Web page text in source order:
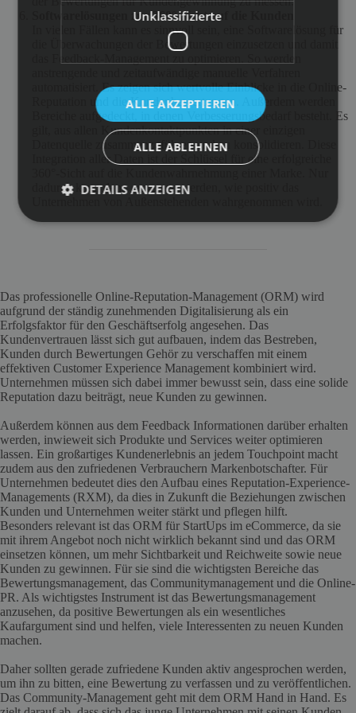
Softwarelösungen zur 360°-Sicht auf die Kunden
In vielen Fällen kann es sinnvoll sein, eine Softwarelösung für
die Überwachungen der Bewertungen einzusetzen und damit
automatisiert. Es zeigen sich wertvolle Einblicke in die Online-
Reputation und die Kundenbewertungen. Außerdem werden
Bereiche aufgedeckt, in denen Verbesserungsbedarf besteht. Es
gilt, aus allen Kundenkontaktpunkten in einer einzigen
Datenquelle zusammenzuführen und zu konsolidieren. Diese
Integration aller Daten ist der Schlüssel für eine erfolgreiche
dadurch kann dann ermessen werden, wie positiv das
Das professionelle Online-Reputation-Management (ORM) wird
aufgrund der ständig zunehmenden Digitalisierung als ein
Erfolgsfaktor für den Geschäftserfolg angesehen. Das
Kundenvertrauen lässt sich gut aufbauen, indem das Bestreben,
Kunden durch Bewertungen Gehör zu verschaffen mit einem
effektiven Customer Experience Management kombiniert wird.
Unternehmen müssen sich dabei immer bewusst sein, dass eine solide
Reputation dazu beiträgt, neue Kunden zu gewinnen.
Außerdem können aus dem Feedback Informationen darüber erhalten
werden, inwieweit sich Produkte und Services weiter optimieren
lassen. Ein großartiges Kundenerlebnis an jedem Touchpoint macht
zudem aus den zufriedenen Verbrauchern Markenbotschafter. Für
Unternehmen bedeutet dies den Aufbau eines Reputation-Experience-
Managements (RXM), da dies in Zukunft die Beziehungen zwischen
Kunden und Unternehmen weiter stärkt und pflegen hilft.
Besonders relevant ist das ORM für StartUps im eCommerce, da sie
mit ihrem Angebot noch nicht wirklich bekannt sind und das ORM
einsetzen können, um mehr Sichtbarkeit und Reichweite sowie neue
Kunden zu gewinnen. Für sie sind die wichtigsten Bereiche das
Bewertungsmanagement, das Communitymanagement und die Online-
PR. Als wichtigstes Instrument ist das Bewertungsmanagement
anzusehen, da positive Bewertungen als ein wesentliches
Kaufargument sind und helfen, viele Interessenten zu neuen Kunden
machen.
Daher sollten gerade zufriedene Kunden aktiv angesprochen werden,
um ihn zu bitten, eine Bewertung zu verfassen und zu veröffentlichen.
Das Community-Management geht mit dem ORM Hand in Hand. Es
Unklassifizierte
ALLE AKZEPTIEREN
ALLE ABLEHNEN
DETAILS ANZEIGEN